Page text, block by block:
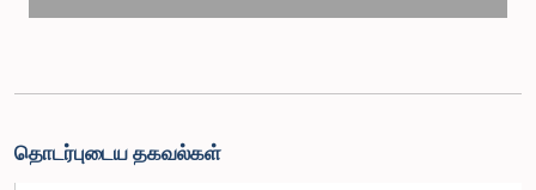
தொடர்புடைய தகவல்கள்